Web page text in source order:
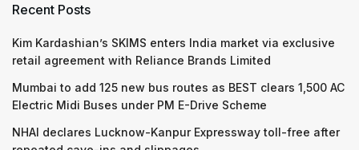
Recent Posts
Kim Kardashian’s SKIMS enters India market via exclusive
retail agreement with Reliance Brands Limited
Mumbai to add 125 new bus routes as BEST clears 1,500 AC
Electric Midi Buses under PM E-Drive Scheme
NHAI declares Lucknow-Kanpur Expressway toll-free after